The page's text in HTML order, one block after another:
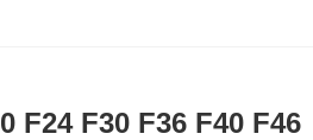
F24 F30 F36 F40 F46